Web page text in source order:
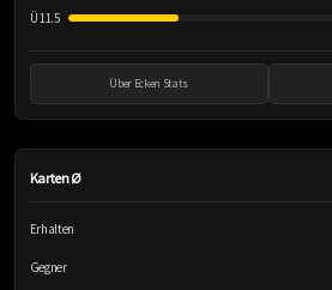
Ü 11.5
Über Ecken Stats
Karten Ø
Erhalten
Gegner